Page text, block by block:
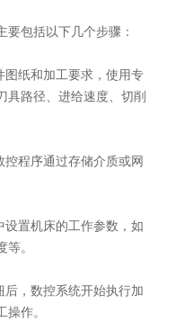
包括以下几个步骤：
纸和加工要求，使用专
具路径、进给速度、切削
程序通过存储介质或网
置机床的工作参数，如
。
，数控系统开始执行加
作。